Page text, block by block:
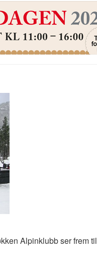
Alpinklubb ser frem